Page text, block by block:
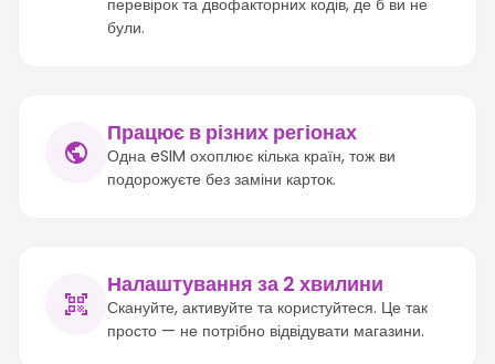
були.
Працює в різних регіонах
Одна eSIM охоплює кілька країн, тож ви
подорожуєте без заміни карток.
Налаштування за 2 хвилини
Скануйте, активуйте та користуйтеся. Це так
просто — не потрібно відвідувати магазини.